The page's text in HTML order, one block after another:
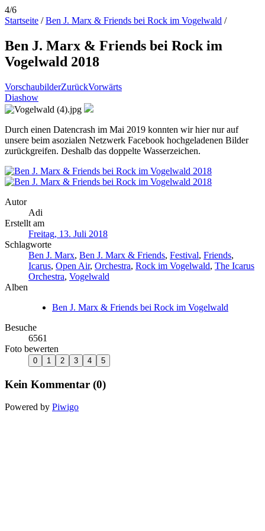
4/6
Startseite /Ben J. Marx & Friends bei Rock im Vogelwald /
Ben J. Marx & Friends bei Rock im
Vogelwald 2018
VorschaubilderZurückVorwärts
Diashow
Durch einen Datencrash im Mai 2019 konnten wir hier nur auf
unsere beim asozialen Netzwerk Facebook hochgeladenen Bilder
zurückgreifen. Deshalb das doppelte Wasserzeichen.
Autor
Adi
Erstellt am
Freitag, 13. Juli 2018
Schlagworte
Ben J. Marx, Ben J. Marx & Friends, Festival, Friends,
Icarus, Open Air, Orchestra, Rock im Vogelwald, The Icarus
Orchestra, Vogelwald
Alben
Ben J. Marx & Friends bei Rock im Vogelwald
Besuche
6561
Foto bewerten
Kein Kommentar (0)
Powered by Piwigo